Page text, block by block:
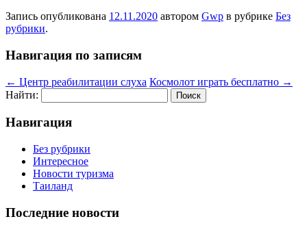
Запись опубликована 12.11.2020 автором Gwp в рубрике Без
рубрики.
Навигация по записям
← Центр реабилитации слуха Космолот играть бесплатно →
Найти:
Навигация
Без рубрики
Интересное
Новости туризма
Таиланд
Последние новости